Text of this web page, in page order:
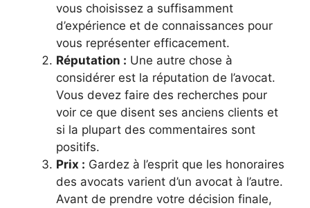
vous choisissez a suffisamment
d’expérience et de connaissances pour
vous représenter efficacement.
Réputation : Une autre chose à
considérer est la réputation de l’avocat.
Vous devez faire des recherches pour
voir ce que disent ses anciens clients et
si la plupart des commentaires sont
positifs.
Prix : Gardez à l’esprit que les honoraires
des avocats varient d’un avocat à l’autre.
Avant de prendre votre décision finale,